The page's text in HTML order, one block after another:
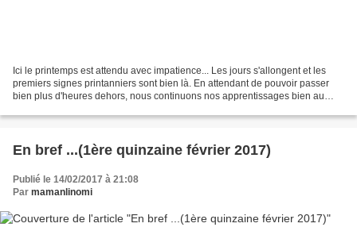
Ici le printemps est attendu avec impatience... Les jours s'allongent et les
premiers signes printanniers sont bien là. En attendant de pouvoir passer
bien plus d'heures dehors, nous continuons nos apprentissages bien au
En bref ...(1ère quinzaine février 2017)
Publié le 14/02/2017 à 21:08
Par mamanlinomi